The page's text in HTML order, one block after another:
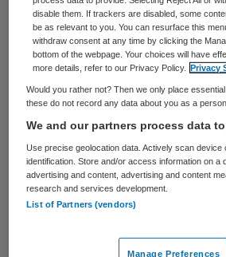
Verzorgenden (V&VN) en
Nederland (ZN) werken aan
richtinggevend
wijkverpleging. Het
september gereed zijn.
De zorgpartijen willen de
werk maken van het
transparantie over kwaliteit
verklaring op
disable them. If trackers are disabled, some
be as relevant to you. You can resurface this
withdraw consent at any time by clicking the
bottom of the webpage. Your choices will have
more details, refer to our Privacy Policy.
Privacy
Would you rather not? Then we only place
these do not record any data about you as a person
We and our partners process data
Use precise geolocation data. Actively scan
identification. Store and/or access information on a
advertising and content, advertising and content
research and services development.
List of Partners (vendors)
Manage Preferences